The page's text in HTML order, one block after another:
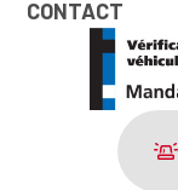
CONTACT